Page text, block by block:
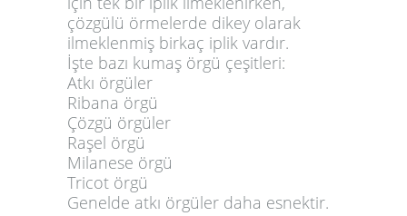
çözgülü örmelerde dikey olarak
ilmeklenmiş birkaç iplik vardır.
İşte bazı kumaş örgü çeşitleri:
Atkı örgüler
Ribana örgü
Çözgü örgüler
Raşel örgü
Milanese örgü
Tricot örgü
Genelde atkı örgüler daha esnektir.